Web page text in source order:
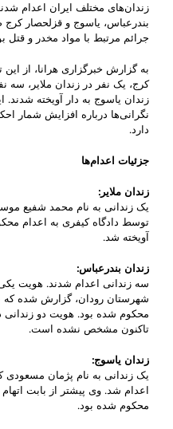
زندان‌های مختلف ایران اعدام
بندرعباس، یاسوج و قزلحصار
جرائم مرتبط با مواد مخدر و قتل
کرج، یک نفر در زندان ملایر، سه
زندان یاسوج به دار آویخته شدند.
نگرانی‌ها درباره افزایش شمار
دارد.
جزئیات اعدام‌ها
زندان ملایر :
یک زندانی به نام محمد شفیع
توسط دادگاه کیفری به اعدام
آویخته شد.
زندان بندرعباس:
سه زندانی اعدام شدند. هویت
شهرستان رودان، گزارش شده که
محکوم شده بود. هویت دو زندانی
تاکنون مشخص نشده است.
زندان یاسوج:
اعدام شد. وی پیشتر از بابت اتهام
محکوم شده بود.